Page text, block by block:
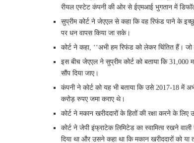
रीयल एस्टेट कंपनी की ओर से ईएमआई भुगतान में
सुप्रीम कोर्ट ने जेएएल से कहा कि वह रिफंड पाने के
पर धन वापस किया जा सके।
कोर्ट ने कहा, ‘‘अभी हम रिफंड को लेकर चिंतित हैं।
इस बीच जेएएल ने सुप्रीम कोर्ट को बताया कि
सौंप दिया जाए।
कंपनी ने कोर्ट को यह भी बताया कि उसे 2017-18 में
करोड़ रुपए जमा कराए थे।
कोर्ट ने मकान खरीददारों के हितों की रक्षा करने के
कोर्ट ने जेपी इंफ्राटेक लिमिटेड का स्वामित्व रखने
दिया था और उसने कहा था कि मकान खरीददारों को या